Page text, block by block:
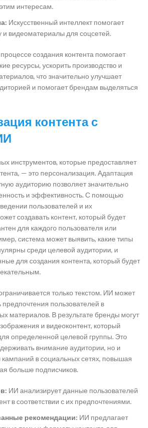
интересам.
Искусственный интеллект помогает
и видеоматериалы для соцсетей.
создания контента помогает
ресурсы, ускорить производство и
что значительно улучшает
и помогает брендам выделяться
контента с
инструментов, которые предоставляет
— это персонализация. Адаптация
аудиторию позволяет значительно
и эффективность. С помощью
пользователей и их
создавать контент, который будет
для каждого пользователя или
система может выявить, какие типы
среди целевой аудитории, и
для создания контента, который будет
только текстом. ИИ может
предпочтения пользователей в
материалов. В результате бренды могут
и видеоконтент, который
определенной целевой группы. Это
внимание аудитории, но и
кампаний в социальных сетях, повышая
больше подписчиков.
ИИ анализирует данные пользователей
в соответствии с их предпочтениями.
рекомендации: ИИ предлагает